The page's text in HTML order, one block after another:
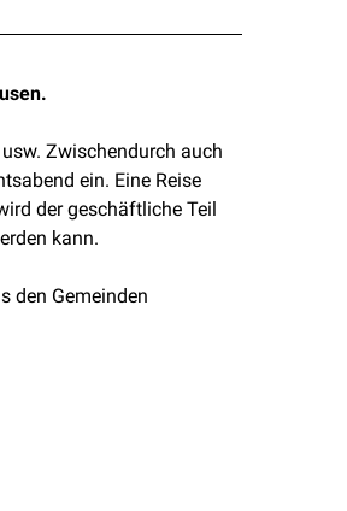
Zwischendurch auch
ein. Eine Reise
der geschäftliche Teil
kann.
den Gemeinden